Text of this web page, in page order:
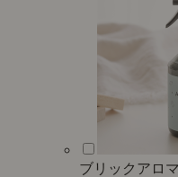
ブリックアロ